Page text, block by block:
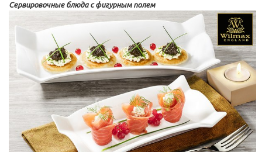
Сервировочные блюда с фигурным полем